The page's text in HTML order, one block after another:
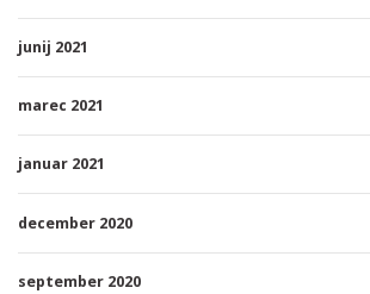
junij 2021
marec 2021
januar 2021
december 2020
september 2020